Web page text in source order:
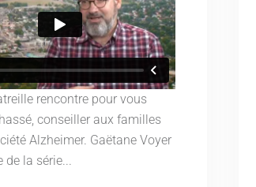
rencontre pour vous
conseiller aux familles
Alzheimer. Gaëtane Voyer
de la série...